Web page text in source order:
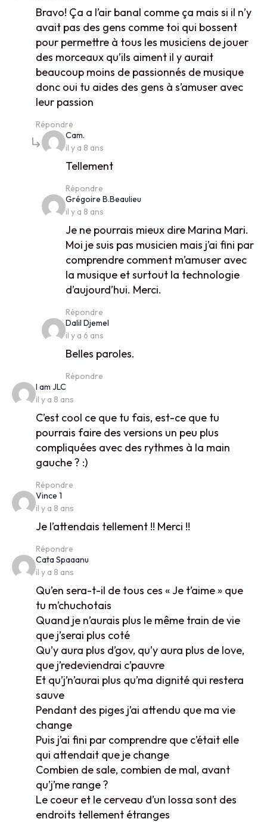
Bravo! Ça a l’air banal comme ça mais si il n’y
avait pas des gens comme toi qui bossent
pour permettre à tous les musiciens de jouer
des morceaux qu’ils aiment il y aurait
beaucoup moins de passionnés de musique
donc oui tu aides des gens à s’amuser avec
leur passion
Répondre
Cam.
il y a 8 ans
Tellement
Répondre
Grégoire B.Beaulieu
il y a 8 ans
Je ne pourrais mieux dire Marina Mari.
Moi je suis pas musicien mais j’ai fini par
comprendre comment m’amuser avec
la musique et surtout la technologie
d’aujourd’hui. Merci.
Répondre
Dalil Djemel
il y a 6 ans
Belles paroles.
Répondre
I am JLC
il y a 8 ans
C’est cool ce que tu fais, est-ce que tu
pourrais faire des versions un peu plus
compliquées avec des rythmes à la main
gauche ? :)
Répondre
Vince 1
il y a 8 ans
Je l’attendais tellement !! Merci !!
Répondre
Cata Spaaanu
il y a 8 ans
Qu’en sera-t-il de tous ces « Je t’aime » que
tu m’chuchotais
Quand je n’aurais plus le même train de vie
que j’serai plus coté
Qu’y aura plus d’gov, qu’y aura plus de love,
que j’redeviendrai c’pauvre
Et qu’j’n’aurai plus qu’ma dignité qui restera
sauve
Pendant des piges j’ai attendu que ma vie
change
Puis j’ai fini par comprendre que c’était elle
qui attendait que je change
Combien de sale, combien de mal, avant
qu’j’me range ?
Le coeur et le cerveau d’un lossa sont des
endroits tellement étranges